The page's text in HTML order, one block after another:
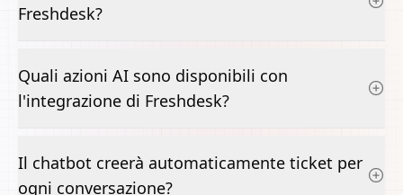
Freshdesk?
Quali azioni AI sono disponibili con
l'integrazione di Freshdesk?
Il chatbot creerà automaticamente ticket per
ogni conversazione?